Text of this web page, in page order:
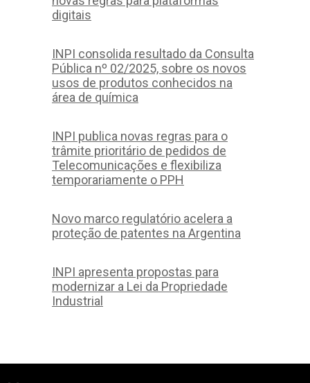
digitais
INPI consolida resultado da Consulta
Pública nº 02/2025, sobre os novos
usos de produtos conhecidos na
área de química
INPI publica novas regras para o
trâmite prioritário de pedidos de
Telecomunicações e flexibiliza
temporariamente o PPH
Novo marco regulatório acelera a
proteção de patentes na Argentina
INPI apresenta propostas para
modernizar a Lei da Propriedade
Industrial